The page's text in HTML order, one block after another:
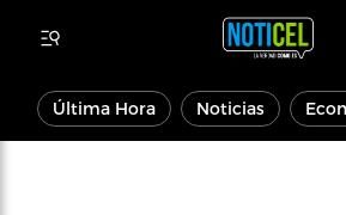
Última Hora Noticias